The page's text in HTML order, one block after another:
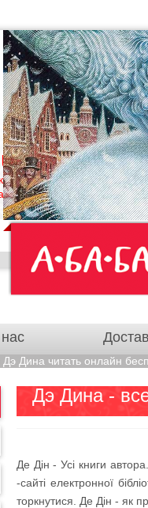
Дэ Дина читать онлайн
Дэ Дина -
Де Дін - Усі книги
-сайті електронної
торкнутися. Де Дін - як